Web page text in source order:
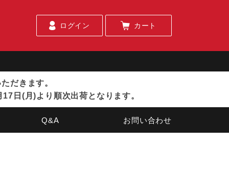
ログイン カート
だきます。
日(月)より順次出荷となります。
Q&A お問い合わせ